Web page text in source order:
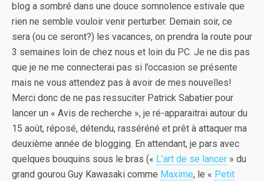
blog a sombré dans une douce somnolence estivale que
rien ne semble vouloir venir perturber. Demain soir, ce
sera (ou ce seront?) les vacances, on prendra la route pour
3 semaines loin de chez nous et loin du PC. Je ne dis pas
que je ne me connecterai pas si l’occasion se présente
mais ne vous attendez pas à avoir de mes nouvelles!
Merci donc de ne pas ressuciter Patrick Sabatier pour
lancer un « Avis de recherche », je ré-apparaitrai autour du
15 août, réposé, détendu, rasséréné et prêt à attaquer ma
deuxième année de blogging. En attendant, je pars avec
quelques bouquins sous le bras (« L’art de se lancer » du
grand gourou Guy Kawasaki comme Maxime, le « Petit